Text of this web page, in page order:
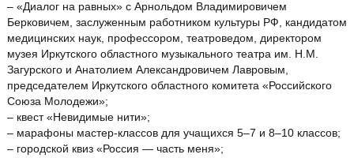
– «Диалог на равных» с Арнольдом Владимировичем
Берковичем, заслуженным работником культуры РФ, кандидатом
медицинских наук, профессором, театроведом, директором
музея Иркутского областного музыкального театра им. Н.М.
Загурского и Анатолием Александровичем Лавровым,
председателем Иркутского областного комитета «Российского
Союза Молодежи»;
– квест «Невидимые нити»;
– марафоны мастер-классов для учащихся 5–7 и 8–10 классов;
– городской квиз «Россия — часть меня»;